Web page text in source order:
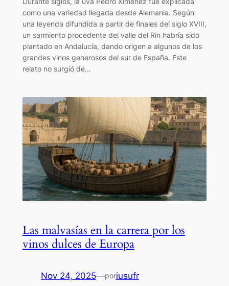
como una variedad llegada desde Alemania. Según
una leyenda difundida a partir de finales del siglo XVIII,
un sarmiento procedente del valle del Rin habría sido
plantado en Andalucía, dando origen a algunos de los
grandes vinos generosos del sur de España. Este
relato no surgió de…
Las malvasías en la carrera por los
vinos dulces de Europa
Nov 24, 2025—poriusufr